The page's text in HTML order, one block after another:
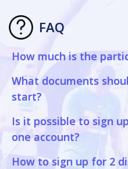
FAQ
How much is the
What documents
start?
Is it possible to sign
one account?
How to sign up for 2